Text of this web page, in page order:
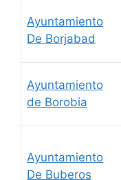
Ayuntamiento
De Borjabad
Ayuntamiento
de Borobia
Ayuntamiento
De Buberos